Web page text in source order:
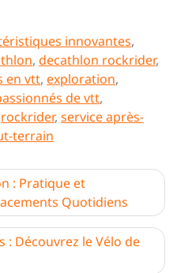
innovantes,
, decathlon rockrider,
en vtt, exploration,
de vtt,
rockrider, service après-
terrain
: Pratique et
Quotidiens
: Découvrez le Vélo de